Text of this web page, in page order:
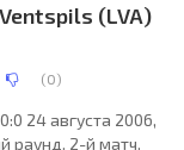
(LVA)
(0)
24 августа 2006,
раунд. 2-й матч.